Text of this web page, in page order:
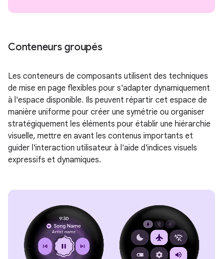
Conteneurs groupés
Les conteneurs de composants utilisent des techniques
de mise en page flexibles pour s'adapter dynamiquement
à l'espace disponible. Ils peuvent répartir cet espace de
manière uniforme pour créer une symétrie ou organiser
stratégiquement les éléments pour établir une hiérarchie
visuelle, mettre en avant les contenus importants et
guider l'interaction utilisateur à l'aide d'indices visuels
expressifs et dynamiques.